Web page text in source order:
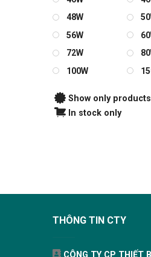
48W
56W
72W
100W
Show only
In stock only
THÔNG TIN CTY
CÔNG TY CP THIẾT